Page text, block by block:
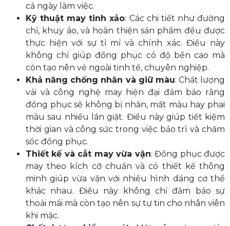
cả ngày làm việc.
Kỹ thuật may tinh xảo: Các chi tiết như đường
chỉ, khuy áo, và hoàn thiện sản phẩm đều được
thực hiện với sự tỉ mỉ và chính xác. Điều này
không chỉ giúp đồng phục có độ bền cao mà
còn tạo nên vẻ ngoài tinh tế, chuyên nghiệp.
Khả năng chống nhăn và giữ màu: Chất lượng
vải và công nghệ may hiện đại đảm bảo rằng
đồng phục sẽ không bị nhăn, mất màu hay phai
màu sau nhiều lần giặt. Điều này giúp tiết kiệm
thời gian và công sức trong việc bảo trì và chăm
sóc đồng phục.
Thiết kế và cắt may vừa vặn: Đồng phục được
may theo kích cỡ chuẩn và có thiết kế thông
minh giúp vừa vặn với nhiều hình dáng cơ thể
khác nhau. Điều này không chỉ đảm bảo sự
thoải mái mà còn tạo nên sự tự tin cho nhân viên
khi mặc.